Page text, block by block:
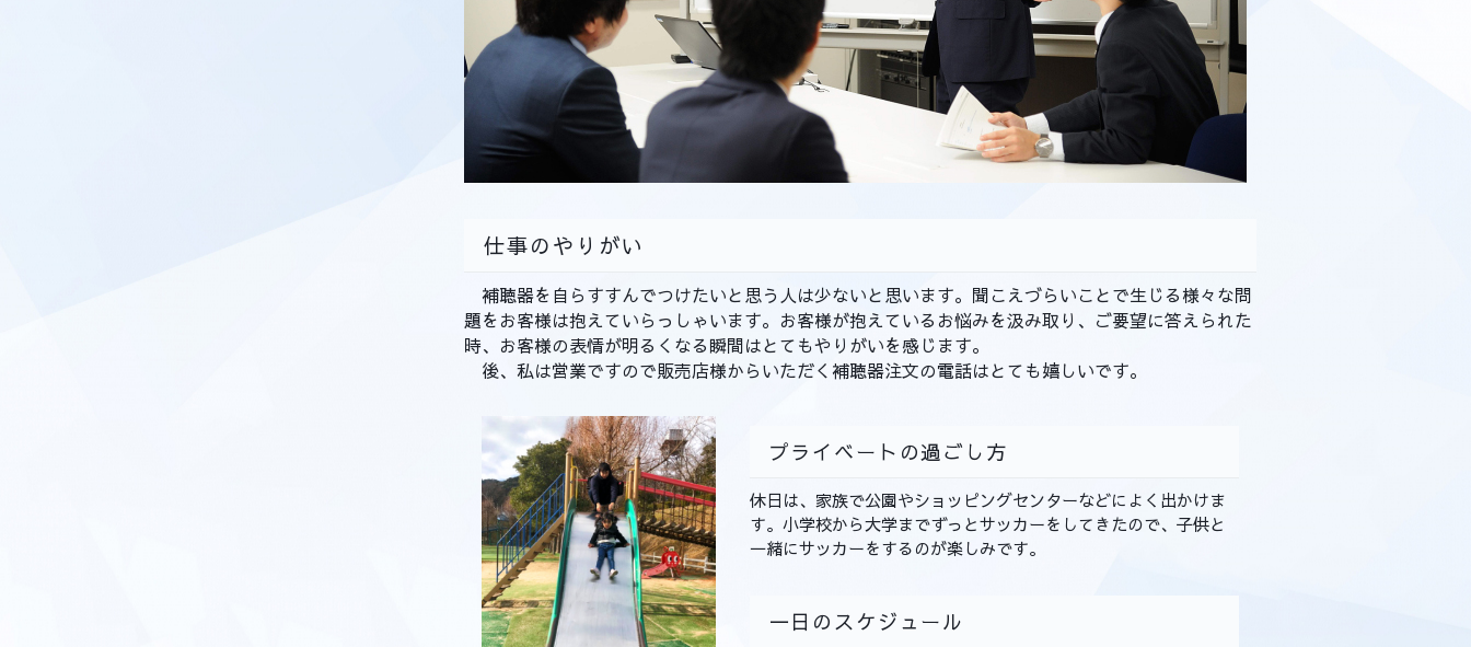
仕事のやりがい
補聴器を自らすすんでつけたいと思う人は少ないと思います。聞こえづらいことで生じる様々な問
題をお客様は抱えていらっしゃいます。お客様が抱えているお悩みを汲み取り、ご要望に答えられた
時、お客様の表情が明るくなる瞬間はとてもやりがいを感じます。
後、私は営業ですので販売店様からいただく補聴器注文の電話はとても嬉しいです。
プライベートの過ごし方
休日は、家族で公園やショッピングセンターなどによく出かけま
す。小学校から大学までずっとサッカーをしてきたので、子供と
一緒にサッカーをするのが楽しみです。
一日のスケジュール